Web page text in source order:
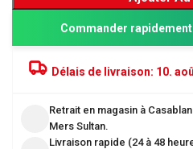
Commander
Délais de livraison: 10.
Retrait en magasin à
Mers Sultan.
Livraison rapide (24 à 48